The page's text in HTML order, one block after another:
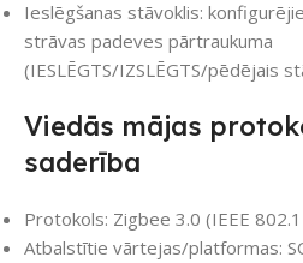
Ieslēgšanas stāvoklis:
strāvas padeves pārtraukuma
(IESLĒGTS/IZSLĒGTS/pēdējais
Viedās mājas
saderība
Protokols: Zigbee 3.0 (IEEE
Atbalstītie vārtejas/platformas: